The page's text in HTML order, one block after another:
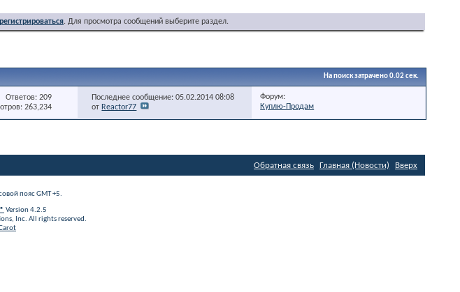
. Для просмотра сообщений выберите раздел.
На поиск затрачено0.02сек.
Ответов: 209
263,234
Последнее сообщение: 05.02.201408:08
отReactor77
Форум:
Куплю-Продам
Обратная связь Главная (Новости) Вверх
пояс GMT +5.
Version 4.2.5
Inc. All rights reserved.